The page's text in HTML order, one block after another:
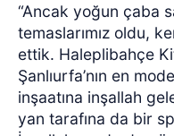
“Ancak yoğun çaba
temaslarımız oldu,
ettik. Haleplibahçe
Şanlıurfa’nın en
inşaatına inşallah
yan tarafına da bir